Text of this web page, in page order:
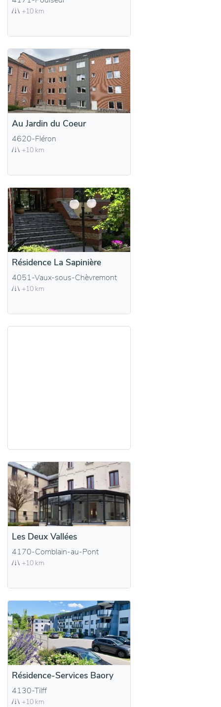
+10 km
Au Jardin du Coeur
4620-Fléron
+10 km
Résidence La Sapinière
4051-Vaux-sous-Chèvremont
+10 km
Les Deux Vallées
4170-Comblain-au-Pont
+10 km
Résidence-Services Baory
4130-Tilff
+10 km